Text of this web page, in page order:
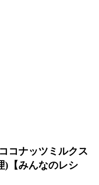
コナッツミルクス
)【みんなのレシ